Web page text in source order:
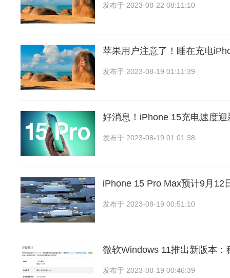
发布于 2023-08-22 08:11:10
苹果用户注意了！睡在充电
发布于 2023-08-19 01:11:39
好消息！iPhone 15充电速度
发布于 2023-08-19 01:01:38
iPhone 15 Pro Max预计9月12
发布于 2023-08-19 00:51:10
微软Windows 11推出新版本：
发布于 2023-08-19 00:46:39